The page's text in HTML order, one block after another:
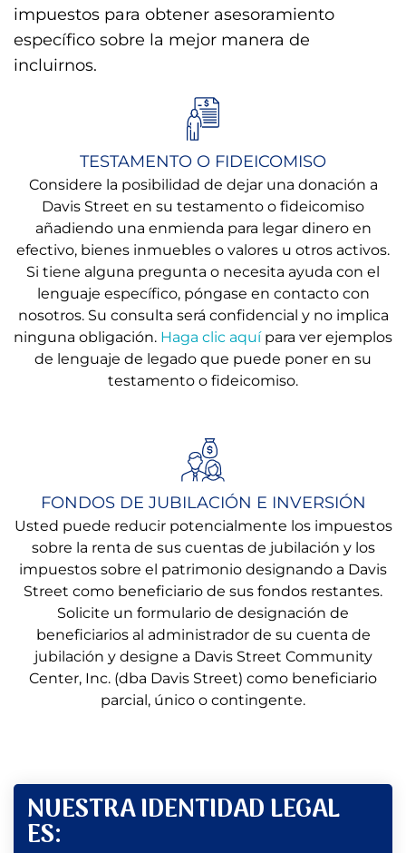
impuestos para obtener asesoramiento
específico sobre la mejor manera de
incluirnos.
TESTAMENTO O FIDEICOMISO
Considere la posibilidad de dejar una donación a
Davis Street en su testamento o fideicomiso
añadiendo una enmienda para legar dinero en
efectivo, bienes inmuebles o valores u otros activos.
Si tiene alguna pregunta o necesita ayuda con el
lenguaje específico, póngase en contacto con
nosotros. Su consulta será confidencial y no implica
ninguna obligación. Haga clic aquípara ver ejemplos
de lenguaje de legado que puede poner en su
testamento o fideicomiso.
FONDOS DE JUBILACIÓN E INVERSIÓN
Usted puede reducir potencialmente los impuestos
sobre la renta de sus cuentas de jubilación y los
impuestos sobre el patrimonio designando a Davis
Street como beneficiario de sus fondos restantes.
Solicite un formulario de designación de
beneficiarios al administrador de su cuenta de
jubilación y designe a Davis Street Community
Center, Inc. (dba Davis Street) como beneficiario
parcial, único o contingente.
NUESTRA IDENTIDAD LEGAL
ES: